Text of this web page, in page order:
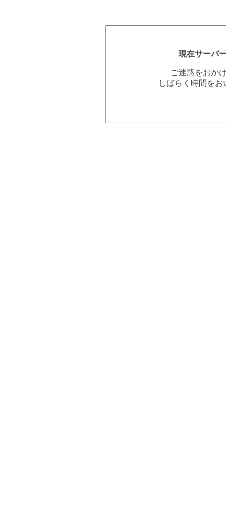
現在サーバ
ご迷惑をおか
しばらく時間を